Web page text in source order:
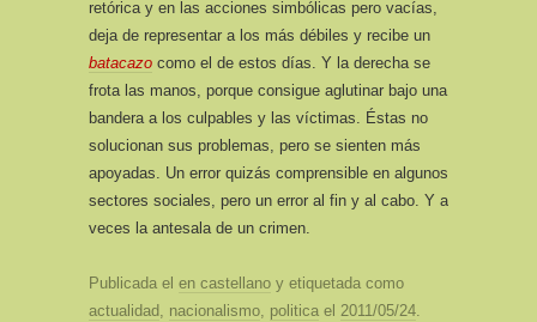
retórica y en las acciones simbólicas pero vacías,
deja de representar a los más débiles y recibe un
batacazo como el de estos días. Y la derecha se
frota las manos, porque consigue aglutinar bajo una
bandera a los culpables y las víctimas. Éstas no
solucionan sus problemas, pero se sienten más
apoyadas. Un error quizás comprensible en algunos
sectores sociales, pero un error al fin y al cabo. Y a
veces la antesala de un crimen.
Publicada el en castellano y etiquetada como
actualidad, nacionalismo, politica el 2011/05/24.